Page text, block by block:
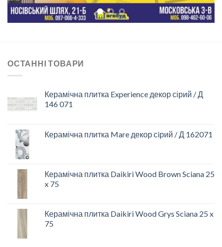
ОСТАННІ ТОВАРИ
Керамічна плитка Experience декор сірий / Д
146 071
Керамічна плитка Mare декор сiрий / Д 162071
Керамічна плитка Daikiri Wood Brown Sciana 25
x 75
Керамічна плитка Daikiri Wood Grys Sciana 25 x
75